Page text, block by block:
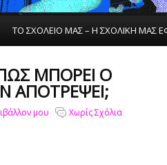
ΤΟ ΣΧΟΛΕΙΟ ΜΑΣ – Η ΣΧΟΛΙΚΗ ΜΑΣ
ΠΏΣ ΜΠΟΡΕΊ Ο
ΑΠΟΤΡΈΨΕΙ;
μου Χωρίς Σχόλια